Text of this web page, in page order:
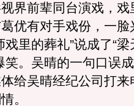
界前辈同台演戏，戏
优有对手戏份，一脸
里的葬礼”说成了“
笑。吴晴的一句口误
给吴晴经纪公司打来
。